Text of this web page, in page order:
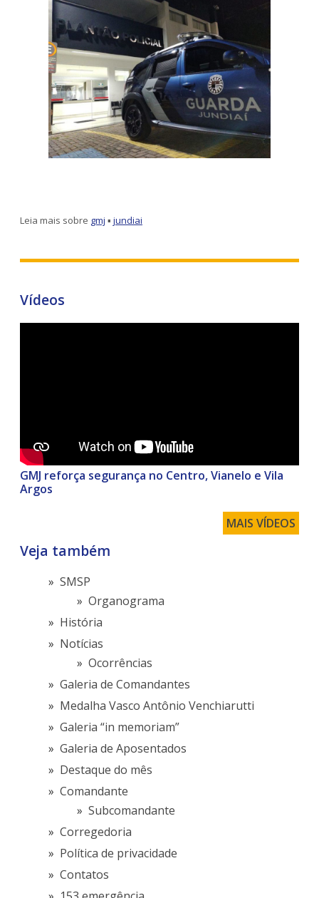
Leia mais sobre gmj ▪ jundiai
Vídeos
GMJ reforça segurança no Centro, Vianelo e Vila
Argos
MAIS VÍDEOS
Veja também
SMSP
Organograma
História
Notícias
Ocorrências
Galeria de Comandantes
Medalha Vasco Antônio Venchiarutti
Galeria “in memoriam”
Galeria de Aposentados
Destaque do mês
Comandante
Subcomandante
Corregedoria
Política de privacidade
Contatos